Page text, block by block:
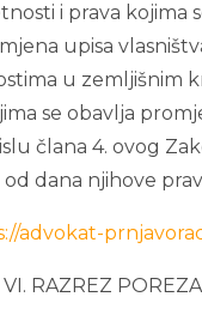
i prava kojima
upisa
u zemljišnim
se obavlja
člana 4. ovog
od dana njihove
advokat-
VI. RAZREZ POREZA